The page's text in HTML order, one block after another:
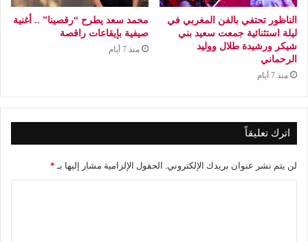
الناظور تحتفي بالفن المغربي في
ليلة استثنائية جمعت سعيد بني
شيكر ورشيدة طلال ووليد
الرحماني
منذ 7 أيام
محمد سعد يطرح “رقصينا” .. أغنية
صيفية بإيقاعات راقصة
منذ 7 أيام
اترك تعليقاً
لن يتم نشر عنوان بريدك الإلكتروني. الحقول الإلزامية مشار إليها بـ *